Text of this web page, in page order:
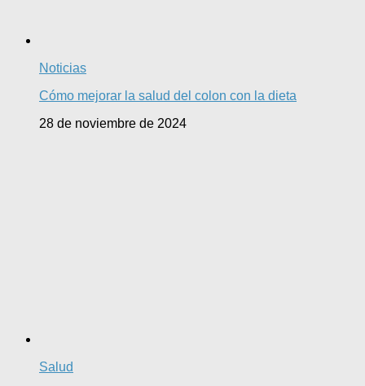
Noticias
Cómo mejorar la salud del colon con la dieta
28 de noviembre de 2024
Salud